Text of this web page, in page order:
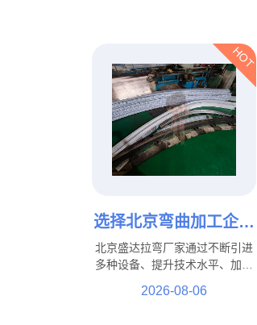
HOT
选择北京弯曲加工企业
的重要性与服务优势
北京盛达拉弯厂家通过不断引进
多种设备、提升技术水平、加强
能够更好地满足市场需求，为制
2026-08-06